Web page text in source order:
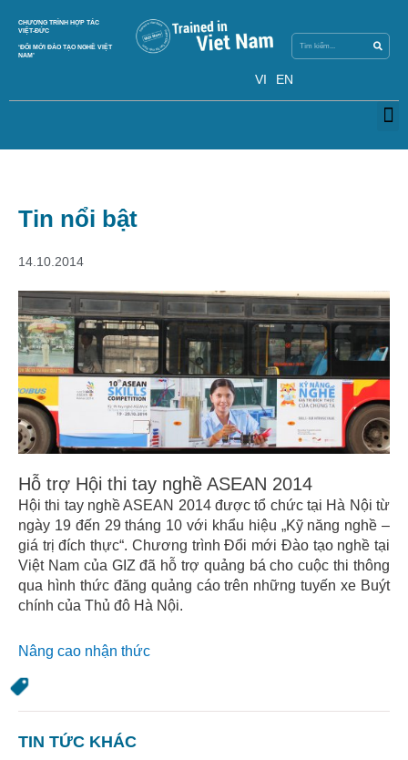
CHƯƠNG TRÌNH HỢP TÁC
VIỆT-ĐỨC
‘ĐỔI MỚI ĐÀO TẠO NGHỀ VIỆT
NAM’
VI EN
Tin nổi bật
14.10.2014
Hỗ trợ Hội thi tay nghề ASEAN 2014
Hội thi tay nghề ASEAN 2014 được tổ chức tại Hà Nội từ
ngày 19 đến 29 tháng 10 với khẩu hiệu „Kỹ năng nghề –
giá trị đích thực“. Chương trình Đổi mới Đào tạo nghề tại
Việt Nam của GIZ đã hỗ trợ quảng bá cho cuộc thi thông
qua hình thức đăng quảng cáo trên những tuyến xe Buýt
chính của Thủ đô Hà Nội.
Nâng cao nhận thức
TIN TỨC KHÁC